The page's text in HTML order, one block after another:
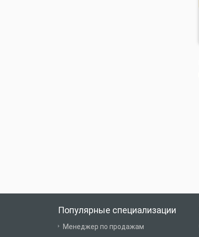
Популярные специализации
Менеджер по продажам